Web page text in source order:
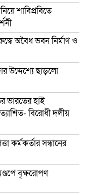
শাবিপ্রবিতে
অবৈধ ভবন নির্মাণ ও
উদ্দেশ্যে ছাড়লো
ভারতের হাই
বিরোধী দলীয়
কর্মকর্তার সন্ধানের
বৃক্ষরোপণ